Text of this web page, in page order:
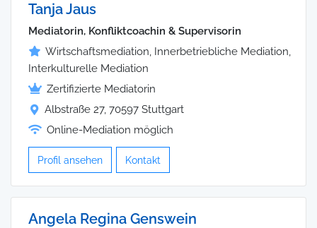
Tanja Jaus
Mediatorin, Konfliktcoachin & Supervisorin
Wirtschaftsmediation, Innerbetriebliche Mediation,
Interkulturelle Mediation
Zertifizierte Mediatorin
Albstraße 27, 70597 Stuttgart
Online-Mediation möglich
Profil ansehen Kontakt
Angela Regina Genswein